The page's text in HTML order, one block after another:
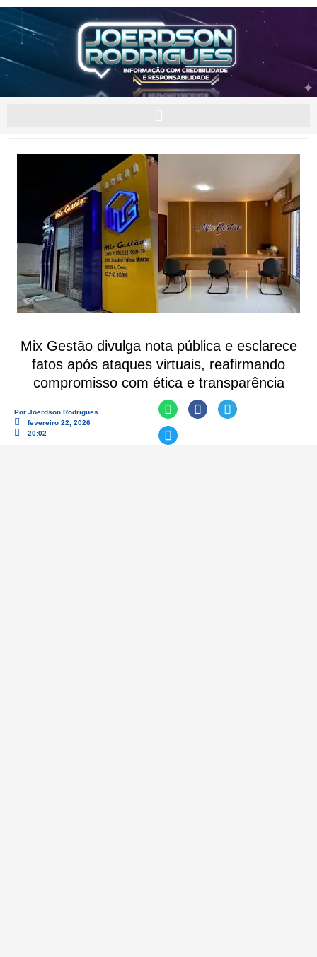
Mix Gestão divulga nota pública e esclarece
fatos após ataques virtuais, reafirmando
compromisso com ética e transparência
Por Joerdson Rodrigues
fevereiro 22, 2026
20:02